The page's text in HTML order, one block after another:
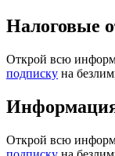
Налоговые
Открой всю
подписку на
Открой всю